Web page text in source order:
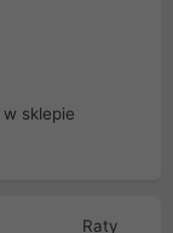
Raty